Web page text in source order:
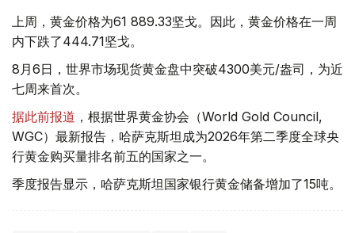
上周，黄金价格为61 889.33坚戈。因此，黄金价格在一周
内下跌了444.71坚戈。
8月6日，世界市场现货黄金盘中突破4300美元/盎司，为近
七周来首次。
据此前报道 ，根据世界黄金协会（World Gold Council,
WGC）最新报告，哈萨克斯坦成为2026年第二季度全球央
行黄金购买量排名前五的国家之一。
季度报告显示，哈萨克斯坦国家银行黄金储备增加了15吨。